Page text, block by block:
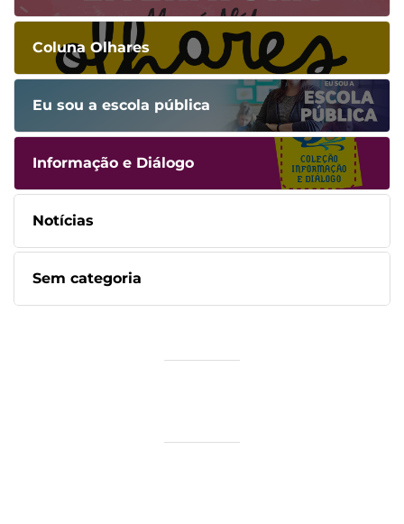
Coluna Olhares
Eu sou a escola pública
Informação e Diálogo
Notícias
Sem categoria